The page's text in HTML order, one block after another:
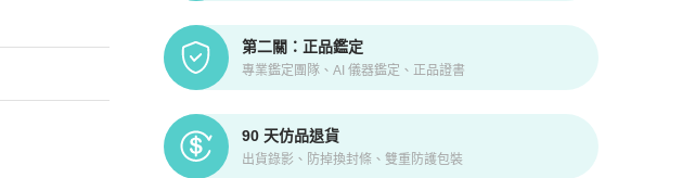
第二關：正品鑑定
專業鑑定團隊、AI 儀器鑑定、正品證書
90 天仿品退貨
出貨錄影、防掉換封條、雙重防護包裝